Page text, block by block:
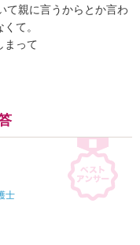
て親に言うからとか言わ
て。
まって
士